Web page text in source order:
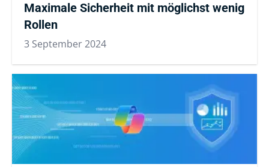
Maximale Sicherheit mit möglichst wenig
Rollen
3 September 2024